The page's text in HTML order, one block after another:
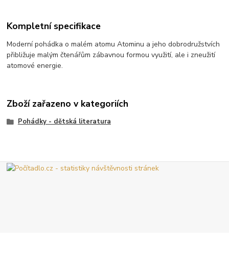
Kompletní specifikace
Moderní pohádka o malém atomu Atominu a jeho dobrodružstvích
přibližuje malým čtenářům zábavnou formou využití, ale i zneužití
atomové energie.
Zboží zařazeno v kategoriích
Pohádky - dětská literatura